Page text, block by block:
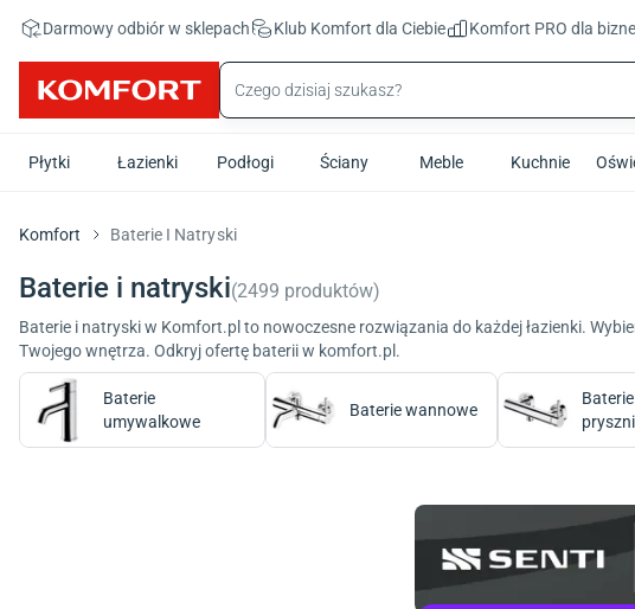
Darmowy odbiór w sklepach Klub Komfort dla Ciebie Komfort PRO dla
Płytki Łazienki Podłogi Ściany Meble Kuchnie
Komfort Baterie I Natryski
Baterie i natryski(2499 produktów)
Baterie i natryski w Komfort.pl to nowoczesne rozwiązania do każdej łazienki.
Twojego wnętrza. Odkryj ofertę baterii w komfort.pl.
Baterie
umywalkowe
Baterie wannowe
Baterie